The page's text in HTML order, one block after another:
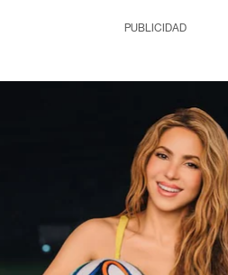
PUBLICIDAD